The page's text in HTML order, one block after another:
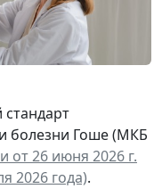
стандарт
болезни Гоше (МКБ
от 26 июня 2026 г.
2026 года).